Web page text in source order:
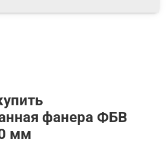
фанера ФБВ
мм